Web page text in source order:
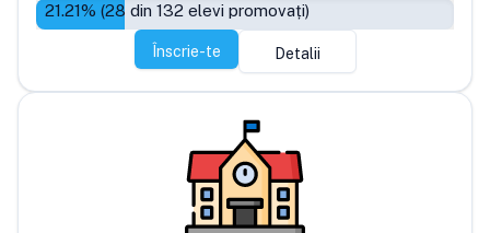
21.21% (28 din 132 elevi promovați)
Înscrie-te Detalii